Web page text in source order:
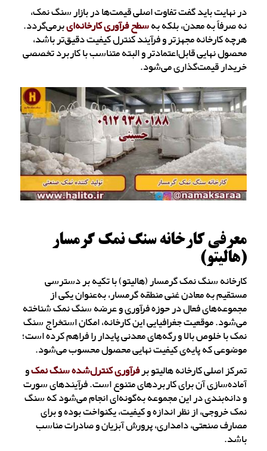
در نهایت باید گفت تفاوت اصلی قیمت‌ها در بازار سنگ نمک،
نه صرفاً به معدن، بلکه بهسطح فرآوری کارخانه‌ایبرمی‌گردد.
هرچه کارخانه مجهزتر و فرآیند کنترل کیفیت دقیق‌تر باشد،
محصول نهایی قابل‌اعتمادتر و البته متناسب با کاربرد تخصصی
خریدار قیمت‌گذاری می‌شود.
معرفی کارخانه سنگ نمک گرمسار
(هالیتو)
کارخانه سنگ نمک گرمسار (هالیتو) با تکیه بر دسترسی
مستقیم به معادن غنی منطقه گرمسار، به‌عنوان یکی از
مجموعه‌های فعال در حوزه فرآوری و عرضه سنگ نمک شناخته
می‌شود. موقعیت جغرافیایی این کارخانه، امکان استخراج سنگ
نمک با خلوص بالا و رگه‌های معدنی پایدار را فراهم کرده است؛
موضوعی که پایه‌ی کیفیت نهایی محصول محسوب می‌شود.
تمرکز اصلی کارخانه هالیتو برفرآوری کنترل‌شده سنگ نمکو
آماده‌سازی آن برای کاربردهای متنوع است. فرآیندهای سورت
و دانه‌بندی در این مجموعه به‌گونه‌ای انجام می‌شود که سنگ
نمک خروجی، از نظر اندازه و کیفیت، یکنواخت بوده و برای
مصارف صنعتی، دامداری، پرورش آبزیان و صادرات مناسب
باشد.